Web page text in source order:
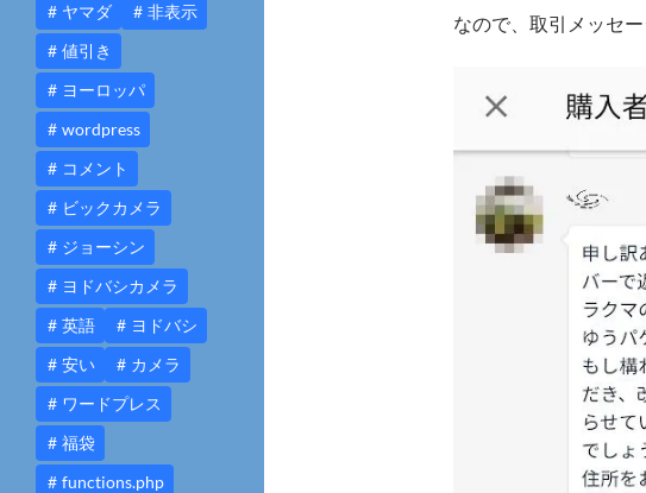
なので、取引メッセ
ヤマダ
非表示
値引き
ヨーロッパ
wordpress
コメント
ビックカメラ
ジョーシン
ヨドバシカメラ
英語
ヨドバシ
安い
カメラ
ワードプレス
福袋
functions.php